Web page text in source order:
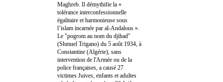
Maghreb. Il démythifie la «
tolérance interconfessionnelle
égalitaire et harmonieuse sous
l’islam incarnée par al-Andalous ».
Le "pogrom au nom du djihad"
(Shmuel Trigano) du 5 août 1934, à
Constantine (Algérie), sans
intervention de l'Armée ou de la
police françaises, a causé 27
victimes Juives, enfants et adultes